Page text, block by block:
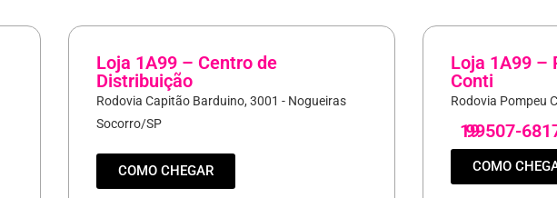
Loja 1A99 – Centro de
Distribuição
Rodovia Capitão Barduino, 3001 - Nogueiras
Socorro/SP
COMO CHEGAR
Loja 1A99 –
Conti
Rodovia Pompeu
19
99507-
COMO